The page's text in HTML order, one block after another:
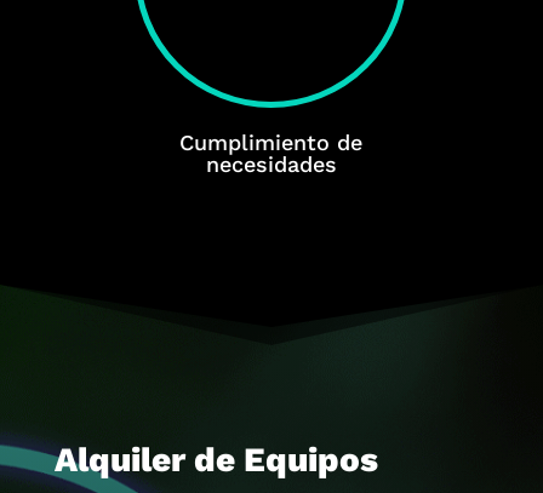
Cumplimiento de
necesidades
Alquiler de Equipos